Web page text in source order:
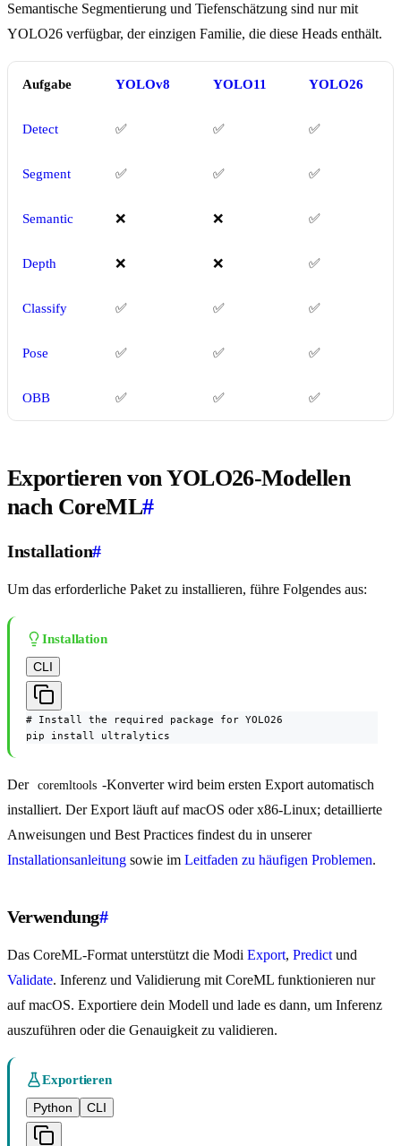
Semantische Segmentierung und Tiefenschätzung sind nur mit
YOLO26 verfügbar, der einzigen Familie, die diese Heads enthält.
Aufgabe YOLOv8 YOLO11 YOLO26
Detect ✅ ✅ ✅
Segment ✅ ✅ ✅
Semantic ❌ ❌ ✅
Depth ❌ ❌ ✅
Classify ✅ ✅ ✅
Pose ✅ ✅ ✅
OBB ✅ ✅ ✅
Exportieren von YOLO26-Modellen
nach CoreML#
Installation#
Um das erforderliche Paket zu installieren, führe Folgendes aus:
Installation
CLI
# Install the required package for YOLO26
pip install ultralytics
Der coremltools -Konverter wird beim ersten Export automatisch
installiert. Der Export läuft auf macOS oder x86-Linux; detaillierte
Anweisungen und Best Practices findest du in unserer
Installationsanleitung sowie im Leitfaden zu häufigen Problemen.
Verwendung#
Das CoreML-Format unterstützt die Modi Export, Predict und
Validate. Inferenz und Validierung mit CoreML funktionieren nur
auf macOS. Exportiere dein Modell und lade es dann, um Inferenz
auszuführen oder die Genauigkeit zu validieren.
Exportieren
Python
CLI